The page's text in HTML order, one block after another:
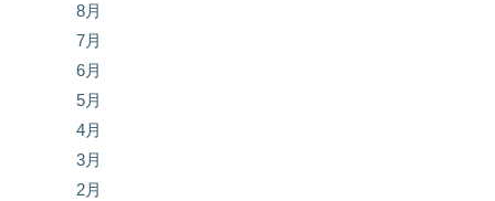
8月
7月
6月
5月
4月
3月
2月